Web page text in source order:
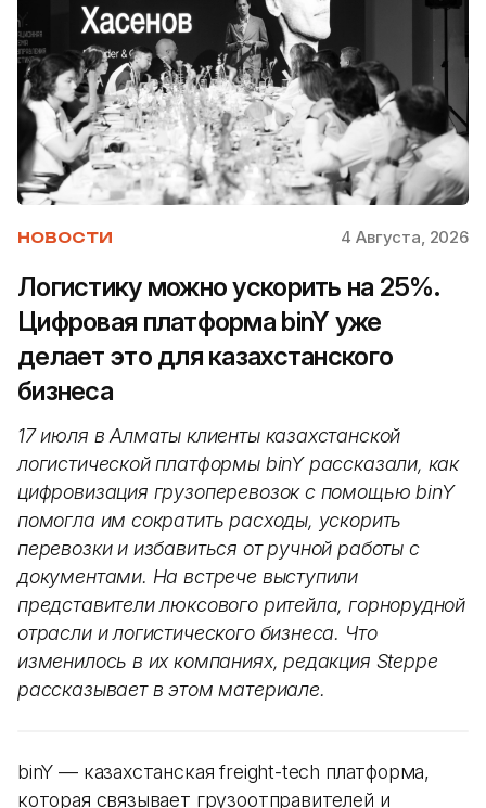
НОВОСТИ 4 Августа, 2026
Логистику можно ускорить на 25%.
Цифровая платформа binY уже
делает это для казахстанского
бизнеса
17 июля в Алматы клиенты казахстанской
логистической платформы binY рассказали, как
цифровизация грузоперевозок с помощью binY
помогла им сократить расходы, ускорить
перевозки и избавиться от ручной работы с
документами. На встрече выступили
представители люксового ритейла, горнорудной
отрасли и логистического бизнеса. Что
изменилось в их компаниях, редакция Steppe
рассказывает в этом материале.
binY — казахстанская freight-tech платформа,
которая связывает грузоотправителей и